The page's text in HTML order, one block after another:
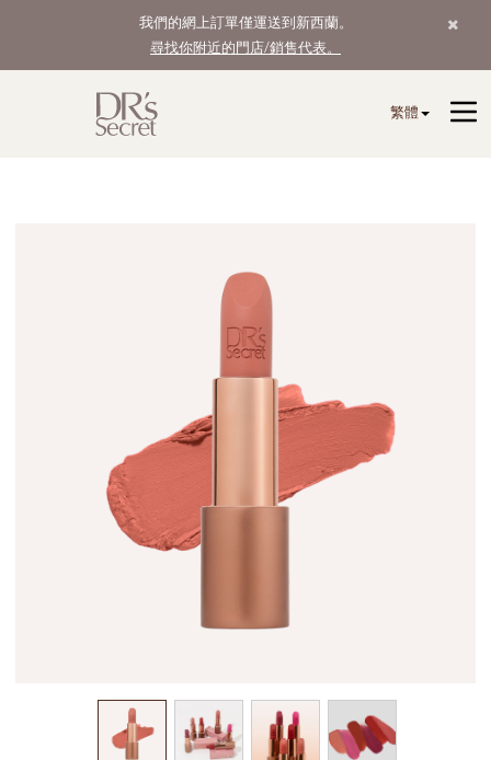
我們的網上訂單僅運送到新西蘭。
尋找你附近的門店/銷售代表。
繁體